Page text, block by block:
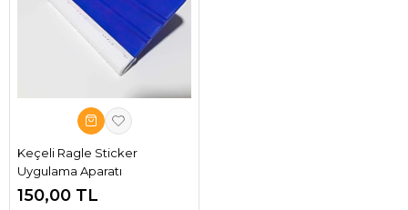
Keçeli Ragle Sticker
Uygulama Aparatı
150,00 TL